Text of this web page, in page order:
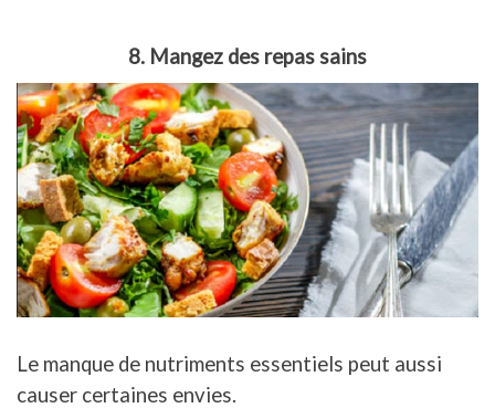
8. Mangez des repas sains
Le manque de nutriments essentiels peut aussi
causer certaines envies.